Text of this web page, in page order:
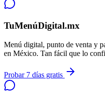
TuMenúDigital.mx
Menú digital, punto de venta y
en México. Tan fácil que lo
Probar 7 días gratis